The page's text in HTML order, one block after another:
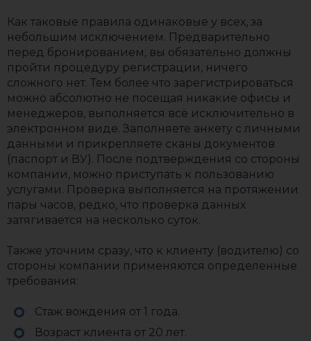
Как таковые правила одинаковые у всех, за
небольшим исключением. Предварительно
перед бронированием, вы обязательно должны
пройти процедуру регистрации, ничего
сложного нет. Тем более что зарегистрироваться
можно абсолютно не посещая никакие офисы и
менеджеров, выполняется всё исключительно в
электронном виде. Заполняете анкету с личными
данными и прикрепляете сканы документов
(паспорт и ВУ). После подтверждения со стороны
компании, можно приступать к пользованию
услугами. Проверка выполняется на протяжении
пары часов, редко, что проверка данных
затягивается на несколько суток.
Также уточним сразу, что к клиенту (водителю) со
стороны компании применяются определенные
требования:
Стаж вождения от 1 года.
Возраст клиента от 20 лет.